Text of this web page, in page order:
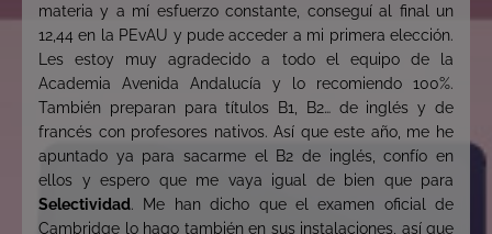
materia y a mí esfuerzo constante, conseguí al final un
12,44 en la PEvAU y pude acceder a mi primera elección.
Les estoy muy agradecido a todo el equipo de la
Academia Avenida Andalucía y lo recomiendo 100%.
También preparan para títulos B1, B2… de inglés y de
francés con profesores nativos. Así que este año, me he
apuntado ya para sacarme el B2 de inglés, confío en
ellos y espero que me vaya igual de bien que para
Selectividad. Me han dicho que el examen oficial de
Cambridge lo hago también en sus instalaciones, así que